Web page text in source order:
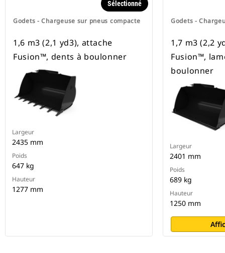
Godets - Chargeuse sur pneus compacte
Sélectionné
1,6 m3 (2,1 yd3), attache
Fusion™, dents à boulonner
Largeur
2435 mm
Poids
647 kg
Hauteur
1277 mm
Godets -
1,7 m3 (2,2
Fusion™,
boulonner
Largeur
2401 mm
Poids
689 kg
Hauteur
1250 mm